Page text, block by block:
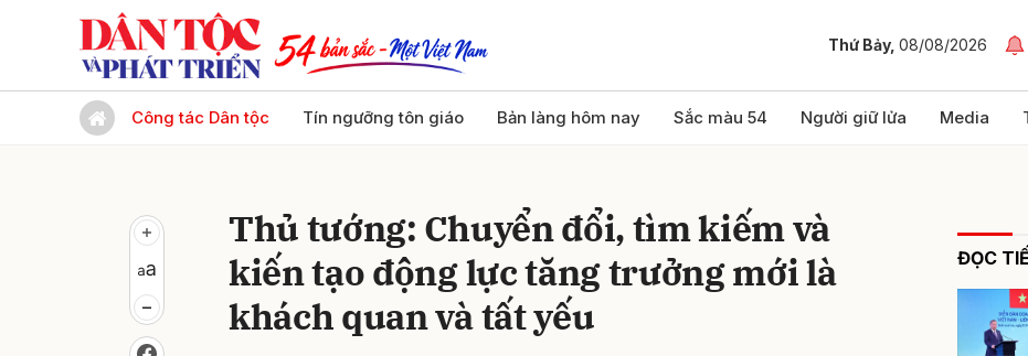
Thứ Bảy, 08/08/2026
Công tác Dân tộc Tín ngưỡng tôn giáo Bản làng hôm nay Sắc màu 54 Người giữ lửa Media
Thủ tướng: Chuyển đổi, tìm kiếm và
kiến tạo động lực tăng trưởng mới là
khách quan và tất yếu
ĐỌC
Gửi bình luận